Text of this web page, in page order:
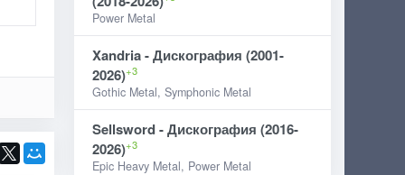
Power Metal
Xandria - Дискография (2001-
2026)+3
Gothic Metal, Symphonic Metal
Sellsword - Дискография (2016-
2026)+3
Epic Heavy Metal, Power Metal